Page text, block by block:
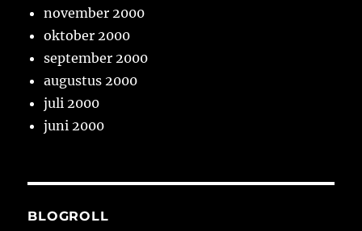
november 2000
oktober 2000
september 2000
augustus 2000
juli 2000
juni 2000
BLOGROLL